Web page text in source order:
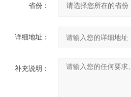
省份：
详细地址：
补充说明：